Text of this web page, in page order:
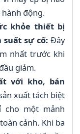
động.
khỏe thiết bị
suất sự cố: Đây
nhất trước khi
giảm.
với kho, bán
xuất tách biệt
cho một mảnh
cảnh. Khi ba